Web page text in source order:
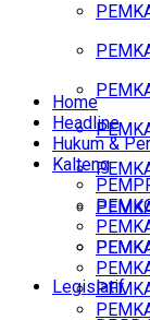
Legislatif
Home
Headline
Hukum &
Kalteng